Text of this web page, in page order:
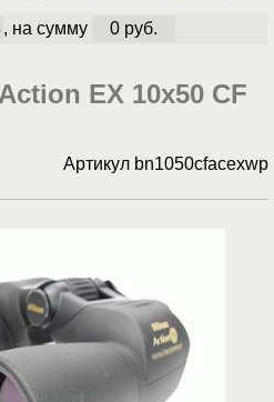
, на сумму 0 руб.
EX 10x50 CF
Артикул bn1050cfacexwp